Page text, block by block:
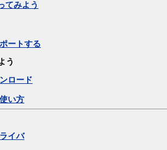
てみよう
ートする
う
ロード
い方
イバ